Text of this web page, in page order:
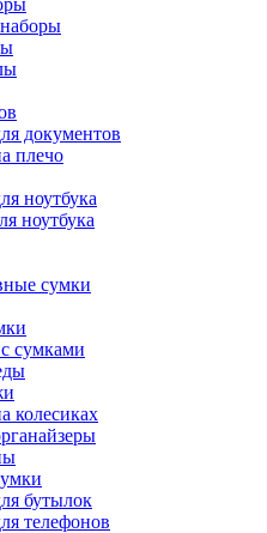
документов
плечо
ноутбука
ноутбука
сумки
сумками
колесиках
бутылок
телефонов